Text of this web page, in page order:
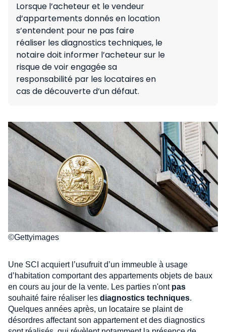
Lorsque l’acheteur et le vendeur
d’appartements donnés en location
s’entendent pour ne pas faire
réaliser les diagnostics techniques, le
notaire doit informer l’acheteur sur le
risque de voir engagée sa
responsabilité par les locataires en
cas de découverte d’un défaut.
©Gettyimages
Une SCI acquiert l’usufruit d’un immeuble à usage
d’habitation comportant des appartements objets de baux
en cours au jour de la vente. Les parties n'ont pas
souhaité faire réaliser les diagnostics techniques.
Quelques années après, un locataire se plaint de
désordres affectant son appartement et des diagnostics